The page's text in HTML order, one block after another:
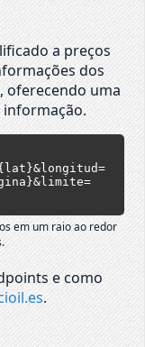
a preços
dos
oferecendo uma
informação.
em um raio ao redor
e como
.